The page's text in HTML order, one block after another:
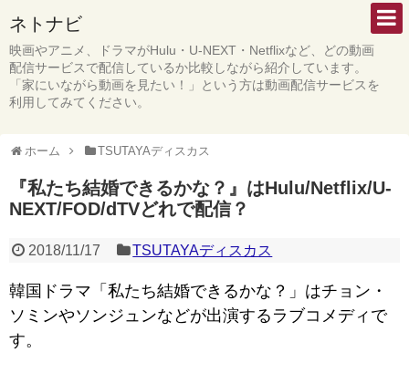
ネトナビ
映画やアニメ、ドラマがHulu・U-NEXT・Netflixなど、どの動画
配信サービスで配信しているか比較しながら紹介しています。
「家にいながら動画を見たい！」という方は動画配信サービスを
利用してみてください。
ホーム TSUTAYAディスカス
『私たち結婚できるかな？』はHulu/Netflix/U-
NEXT/FOD/dTVどれで配信？
2018/11/17 TSUTAYAディスカス
韓国ドラマ「私たち結婚できるかな？」はチョン・
ソミンやソンジュンなどが出演するラブコメディで
す。